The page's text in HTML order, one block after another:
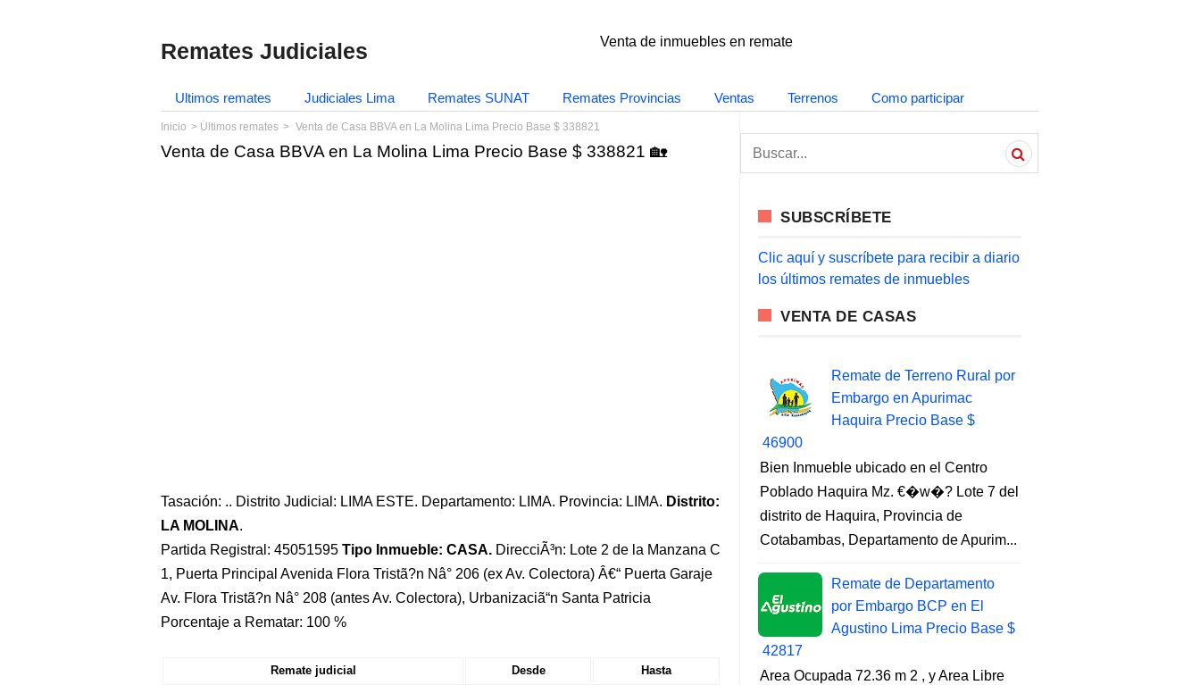
Remates Judiciales Venta de inmuebles en remate
Ultimos remates Judiciales Lima Remates SUNAT Remates Provincias Ventas Terrenos Como participar
Inicio Últimos remates Venta de Casa BBVA en La Molina Lima Precio Base $ 338821
Venta de Casa BBVA en La Molina Lima Precio Base $ 338821 🏡
Tasación: .. Distrito Judicial: LIMA ESTE. Departamento: LIMA. Provincia: LIMA. Distrito:
LA MOLINA.
Partida Registral: 45051595 Tipo Inmueble: CASA. DirecciÃ³n: Lote 2 de la Manzana C
1, Puerta Principal Avenida Flora Tristã?n Nâ° 206 (ex Av. Colectora) Â€“ Puerta Garaje
Av. Flora Tristã?n Nâ° 208 (antes Av. Colectora), Urbanizaciã“n Santa Patricia
Porcentaje a Rematar: 100 %
Remate judicial Desde
Hasta
a
SUBSCRÍBETE
Clic aquí y suscríbete para recibir a diario
los últimos remates de inmuebles
VENTA DE CASAS
Remate de Terreno Rural por
Embargo en Apurimac
Haquira Precio Base $
46900
Bien Inmueble ubicado en el Centro
Poblado Haquira Mz. €�w�? Lote 7 del
distrito de Haquira, Provincia de
Cotabambas, Departamento de Apurim...
Remate de Departamento
por Embargo BCP en El
Agustino Lima Precio Base $
42817
Area Ocupada 72.36 m 2 , y Area Libre